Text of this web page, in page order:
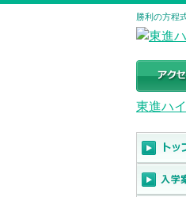
勝利の方程
東進ハ